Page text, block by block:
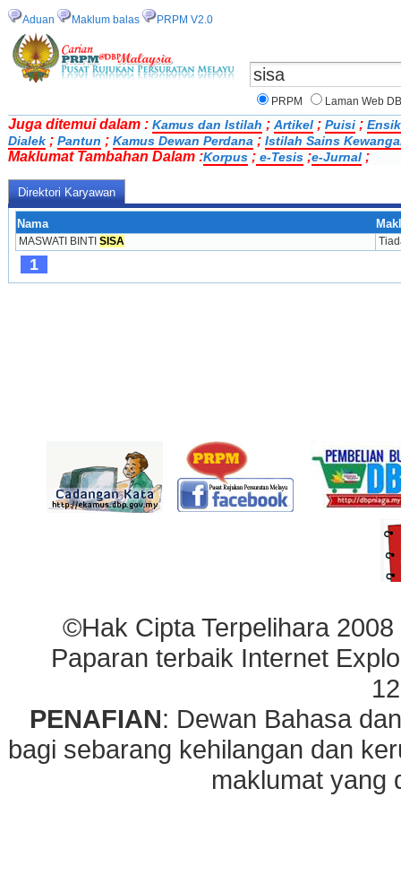
Aduan Maklum balas PRPM V2.0
PRPM Laman Web
Juga ditemui dalam : Kamus dan Istilah ; Artikel ; Puisi ;
Dialek ; Pantun ; Kamus Dewan Perdana ; Istilah Sains
Maklumat Tambahan Dalam :Korpus ; e-Tesis ;e-Jurnal ;
Direktori Karyawan
Nama
MASWATI BINTI SISA
1
©Hak Cipta Terpelihara
Paparan terbaik Internet
PENAFIAN: Dewan Bahasa
bagi sebarang kehilangan dan
maklumat yang